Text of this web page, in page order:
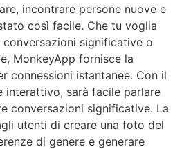
incontrare persone nuove e
così facile. Che tu voglia
significative o
MonkeyApp fornisce la
connessioni istantanee. Con il
interattivo, sarà facile parlare
conversazioni significative. La
utenti di creare una foto del
di genere e generare